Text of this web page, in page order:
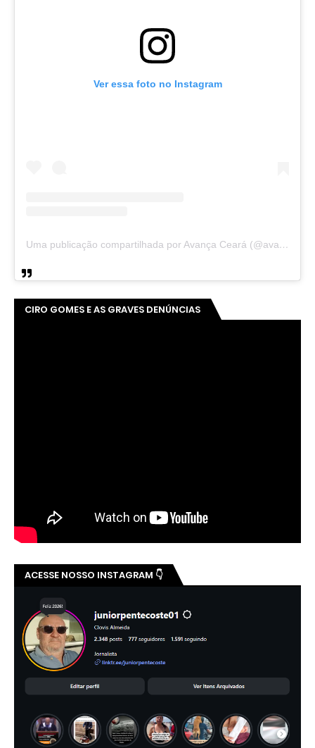
Ver essa foto no Instagram
Uma publicação compartilhada por Avança Ceará (@avancaceara)
CIRO GOMES E AS GRAVES DENÚNCIAS
ACESSE NOSSO INSTAGRAM 👇